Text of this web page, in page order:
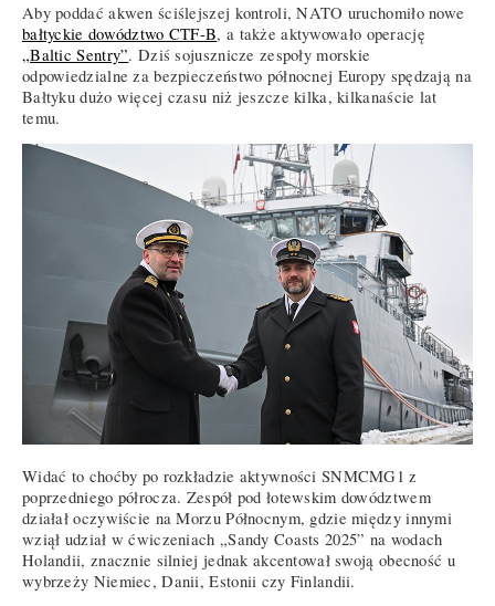
Aby poddać akwen ściślejszej kontroli, NATO uruchomiło nowe
bałtyckie dowództwo CTF-B, a także aktywowało operację
„Baltic Sentry”. Dziś sojusznicze zespoły morskie
odpowiedzialne za bezpieczeństwo północnej Europy spędzają na
Bałtyku dużo więcej czasu niż jeszcze kilka, kilkanaście lat
temu.
Widać to choćby po rozkładzie aktywności SNMCMG1 z
poprzedniego półrocza. Zespół pod łotewskim dowództwem
działał oczywiście na Morzu Północnym, gdzie między innymi
wziął udział w ćwiczeniach „Sandy Coasts 2025” na wodach
Holandii, znacznie silniej jednak akcentował swoją obecność u
wybrzeży Niemiec, Danii, Estonii czy Finlandii.